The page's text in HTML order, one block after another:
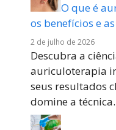
O que é
os benefícios e
2 de julho de 2026
Descubra a
auriculoterapia
seus resultados
domine a técnica.